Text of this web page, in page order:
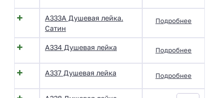
A333A Душевая лейка.
Сатин
Подробнее
A334 Душевая лейка Подробнее
A337 Душевая лейка Подробнее